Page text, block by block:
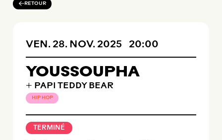
RETOUR
VENDREDI
VEN. 28. NOVEMBRE
NOV. 2025 20:00
YOUSSOUPHA
+ PAPI TEDDY BEAR
HIP HOP
TERMINÉ